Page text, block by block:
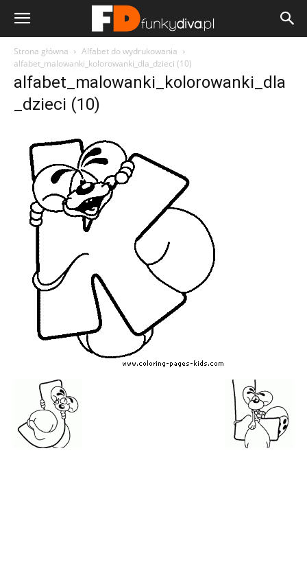
Strona główna
Alfabet do wydrukowania
alfabet_malowanki_kolorowanki_dla_dzieci (10)
alfabet_malowanki_kolorowanki_dla
_dzieci (10)